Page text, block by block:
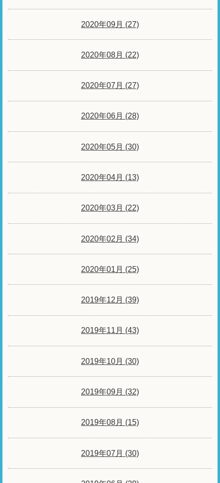
2020年09月 (27)
2020年08月 (22)
2020年07月 (27)
2020年06月 (28)
2020年05月 (30)
2020年04月 (13)
2020年03月 (22)
2020年02月 (34)
2020年01月 (25)
2019年12月 (39)
2019年11月 (43)
2019年10月 (30)
2019年09月 (32)
2019年08月 (15)
2019年07月 (30)